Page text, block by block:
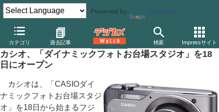
Powered by Translate
カテゴリ 過去記事 検索 Impressサイト
デジカメ Watch カメラ レンズ一体型（コンパクト）カメラ カ
カシオ、「ダイナミックフォトお台場スタジオ」を18
日にオープン
カシオは、「CASIOダイ
ナミックフォトお台場スタジ
オ」を18日から始まるフジ